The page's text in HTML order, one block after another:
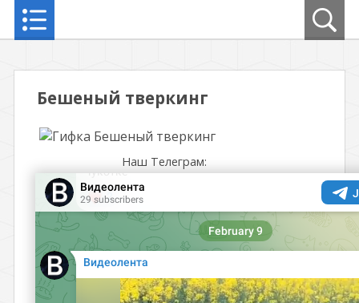
Бешеный тверкинг
Наш Телеграм: